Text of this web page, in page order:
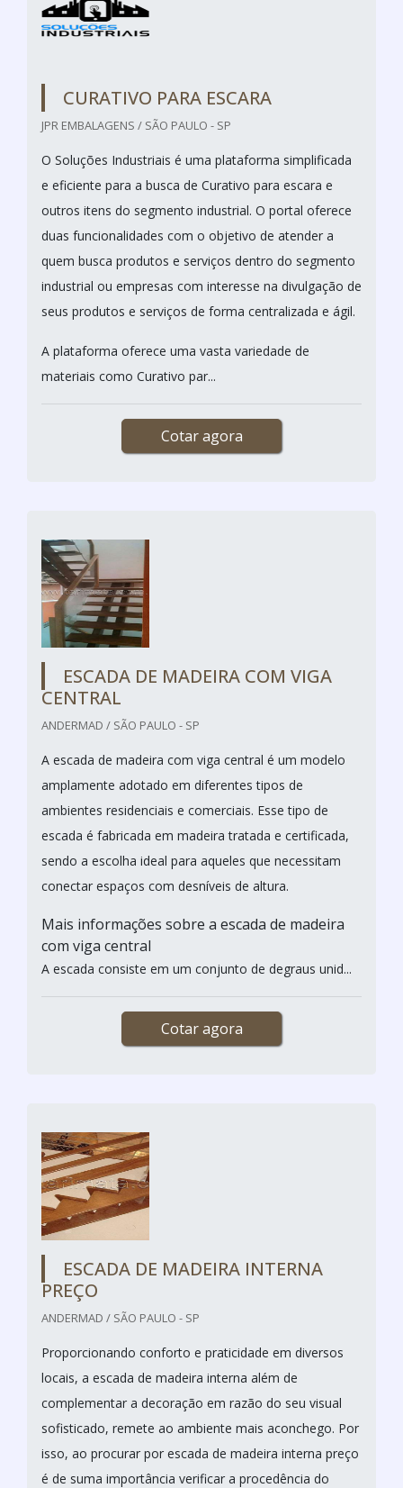
CURATIVO PARA ESCARA
JPR EMBALAGENS / SÃO PAULO - SP
O Soluções Industriais é uma plataforma simplificada
e eficiente para a busca de Curativo para escara e
outros itens do segmento industrial. O portal oferece
duas funcionalidades com o objetivo de atender a
quem busca produtos e serviços dentro do segmento
industrial ou empresas com interesse na divulgação de
seus produtos e serviços de forma centralizada e ágil.
A plataforma oferece uma vasta variedade de
materiais como Curativo par...
Cotar agora
ESCADA DE MADEIRA COM VIGA
CENTRAL
ANDERMAD / SÃO PAULO - SP
A escada de madeira com viga central é um modelo
amplamente adotado em diferentes tipos de
ambientes residenciais e comerciais. Esse tipo de
escada é fabricada em madeira tratada e certificada,
sendo a escolha ideal para aqueles que necessitam
conectar espaços com desníveis de altura.
Mais informações sobre a escada de madeira
com viga central
A escada consiste em um conjunto de degraus unid...
Cotar agora
ESCADA DE MADEIRA INTERNA
PREÇO
ANDERMAD / SÃO PAULO - SP
Proporcionando conforto e praticidade em diversos
locais, a escada de madeira interna além de
complementar a decoração em razão do seu visual
sofisticado, remete ao ambiente mais aconchego. Por
isso, ao procurar por escada de madeira interna preço
é de suma importância verificar a procedência do